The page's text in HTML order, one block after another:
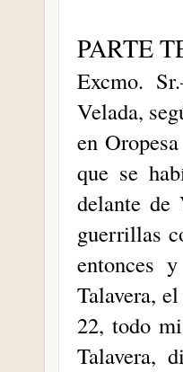
PARTE
Excmo.
Velada,
en
que se
delante de
guerrillas
entonces
Talavera,
22, todo
Talavera,